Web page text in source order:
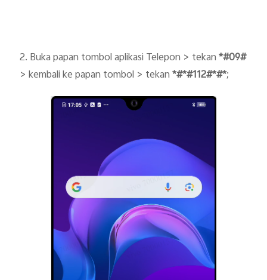
2. Buka papan tombol aplikasi Telepon > tekan*#09#
> kembali ke papan tombol > tekan*#*#112#*#*;